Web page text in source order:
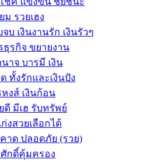
ม รวยเฮง
บ เงินงานรัก เงินรัวๆ
ธุรกิจ ขยายงาน
นาจ บารมี เงิน
ทั้งรักและเงินปัง
หงส์ เงินก้อน
ดี มีเฮ รับทรัพย์
ก่งสวยเลือกได้
คาด ปลอดภัย (รวย)
ศักดิ์คุ้มครอง